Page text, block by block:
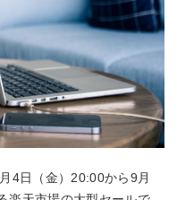
4日（金）20:00から9月